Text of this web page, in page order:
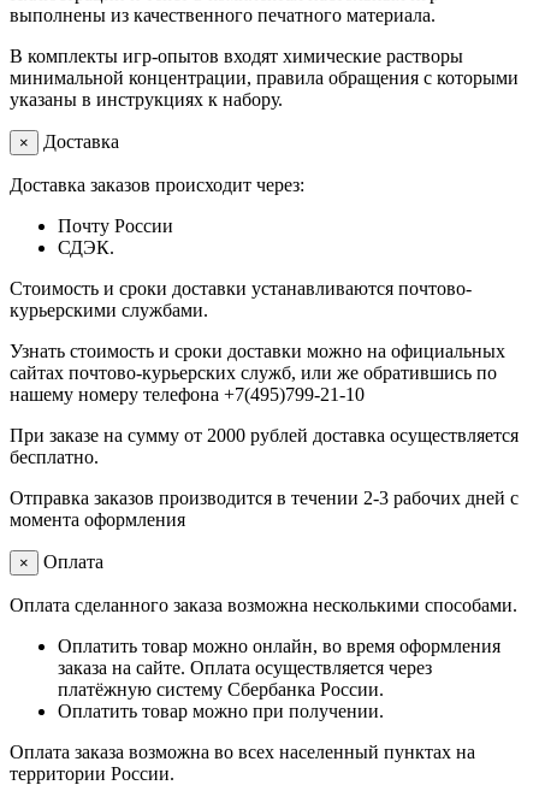
выполнены из качественного печатного материала.
В комплекты игр-опытов входят химические растворы
минимальной концентрации, правила обращения с которыми
указаны в инструкциях к набору.
× Доставка
Доставка заказов происходит через:
Почту России
СДЭК.
Стоимость и сроки доставки устанавливаются почтово-
курьерскими службами.
Узнать стоимость и сроки доставки можно на официальных
сайтах почтово-курьерских служб, или же обратившись по
нашему номеру телефона +7(495)799-21-10
При заказе на сумму от 2000 рублей доставка осуществляется
бесплатно.
Отправка заказов производится в течении 2-3 рабочих дней с
момента оформления
× Оплата
Оплата сделанного заказа возможна несколькими способами.
Оплатить товар можно онлайн, во время оформления
заказа на сайте. Оплата осуществляется через
платёжную систему Сбербанка России.
Оплатить товар можно при получении.
Оплата заказа возможна во всех населенный пунктах на
территории России.